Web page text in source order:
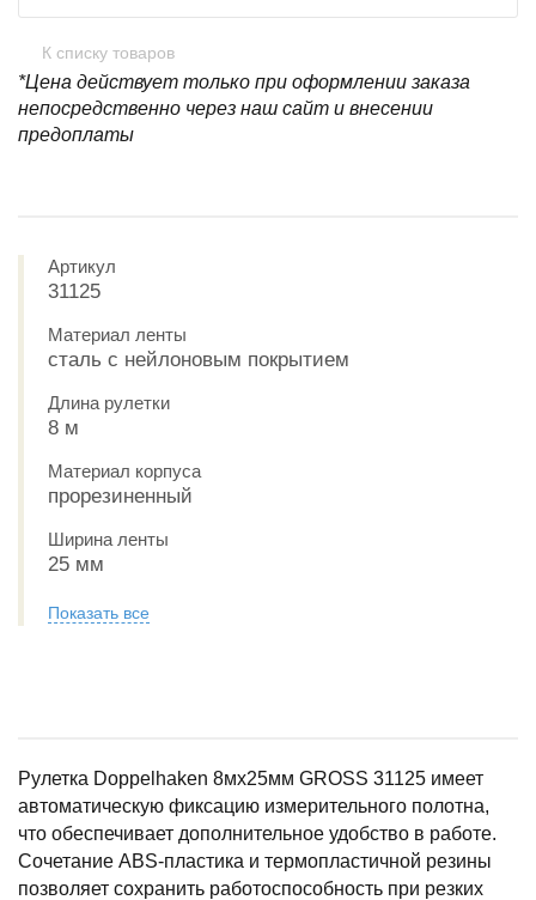
К списку товаров
*Цена действует только при оформлении заказа
непосредственно через наш сайт и внесении
предоплаты
Артикул
31125
Материал ленты
сталь с нейлоновым покрытием
Длина рулетки
8 м
Материал корпуса
прорезиненный
Ширина ленты
25 мм
Показать все
Рулетка Doppelhaken 8мх25мм GROSS 31125 имеет
автоматическую фиксацию измерительного полотна,
что обеспечивает дополнительное удобство в работе.
Сочетание ABS-пластика и термопластичной резины
позволяет сохранить работоспособность при резких